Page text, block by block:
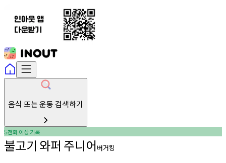
음식 또는 운동 검색하기
5천회 이상기록
불고기 와퍼 주니어버거킹